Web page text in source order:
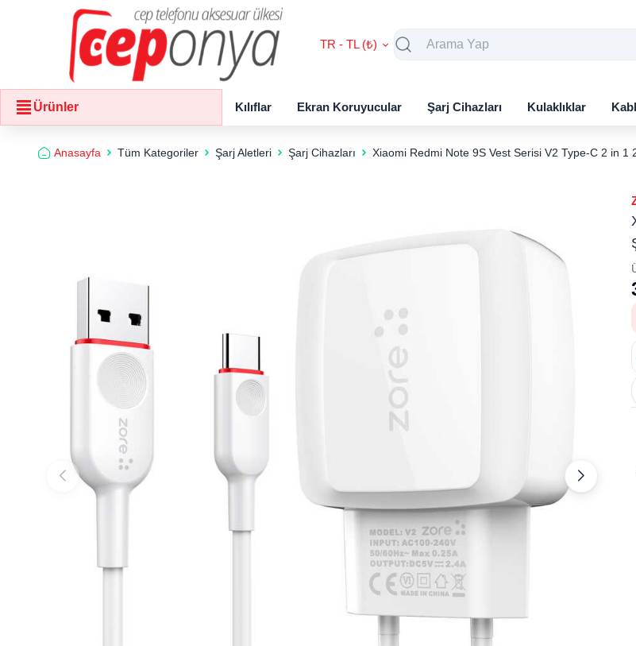
TR - TL (₺)
Ürünler Kılıflar Ekran Koruyucular Şarj Cihazları Kulaklıklar
Anasayfa Tüm Kategoriler Şarj Aletleri Şarj Cihazları Xiaomi Redmi Note 9S Vest Serisi V2 Type-C 2 in 1